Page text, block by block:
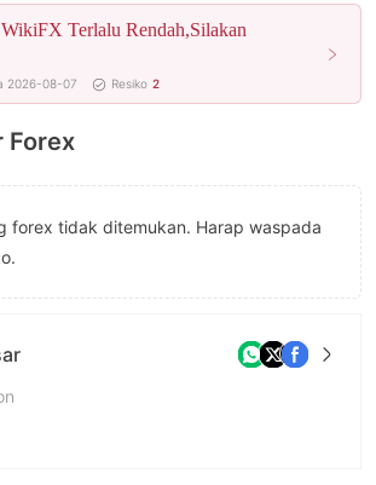
Terlalu Rendah,Silakan
2026-08-07 Resiko 2
Forex
forex tidak ditemukan. Harap waspada